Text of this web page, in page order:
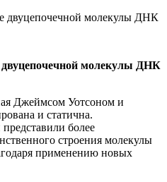
двуцепочечной молекулы ДНК
Джеймсом Уотсоном и
и статична.
более
строения молекулы
применению новых